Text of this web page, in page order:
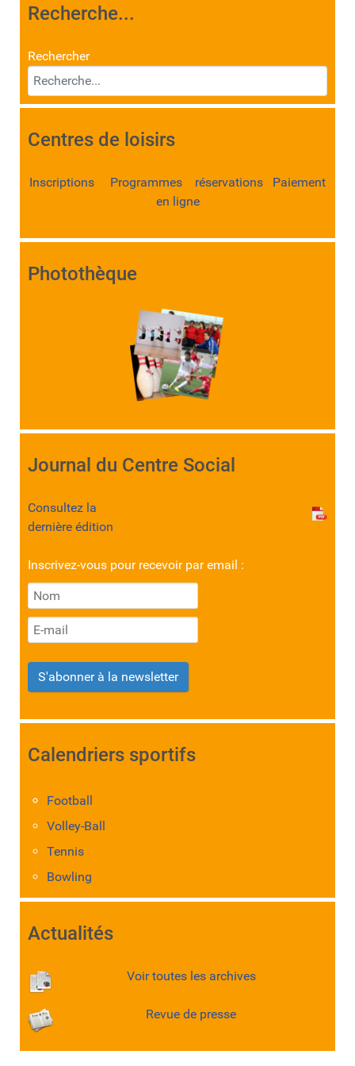
Recherche...
Rechercher
Centres de loisirs
Inscriptions Programmes réservations Paiement
en ligne
Photothèque
Journal du Centre Social
Consultez la
dernière édition
Inscrivez-vous pour recevoir par email :
S'abonner à la newsletter
Calendriers sportifs
Football
Volley-Ball
Tennis
Bowling
Actualités
Voir toutes les archives
Revue de presse